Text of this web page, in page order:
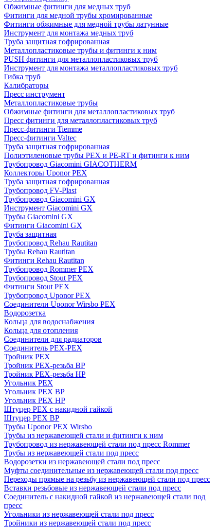
Обжимные фитинги для медных труб
Фитинги для медной трубы хромированные
Фитинги обжимные для медной трубы латунные
Инструмент для монтажа медных труб
Труба защитная гофрированная
Металлопластиковые трубы и фитинги к ним
PUSH фитинги для металлопластиковых труб
Инструмент для монтажа металлопластиковых труб
Гибка труб
Калибраторы
Пресс инструмент
Металлопластиковые трубы
Обжимные фитинги для металлопластиковых труб
Пресс фитинги для металлопластиковых труб
Пресс-фитинги Tiemme
Пресс-фитинги Valtec
Труба защитная гофрированная
Полиэтиленовые трубы PEX и PE-RT и фитинги к ним
Трубопровод Giacomini GIACOTHERM
Коллекторы Uponor PEX
Труба защитная гофрированная
Трубопровод FV-Plast
Трубопровод Giacomini GX
Инструмент Giacomini GX
Трубы Giacomini GX
Фитинги Giacomini GX
Труба защитная
Трубопровод Rehau Rautitan
Трубы Rehau Rautitan
Фитинги Rehau Rautitan
Трубопровод Rommer PEX
Трубопровод Stout PEX
Фитинги Stout PEX
Трубопровод Uponor PEX
Соединители Uponor Wirsbo PEX
Водорозетка
Кольца для водоснабжения
Кольца для отопления
Соединители для радиаторов
Соединитель PEX-PEX
Тройник PEX
Тройник PEX-резьба ВР
Тройник PEX-резьба НР
Угольник PEX
Угольник PEX ВР
Угольник PEX НР
Штуцер PEX c накидной гайкой
Штуцер PEX ВР
Трубы Uponor PEX Wirsbo
Трубы из нержавеющей стали и фитинги к ним
Трубопровод из нержавеющей стали под пресс Rommer
Трубы из нержавеющей стали под пресс
Водорозетки из нержавеющей стали под пресс
Муфты соединительные из нержавеющей стали под пресс
Переходы прямые на резьбу из нержавеющей стали под пресс
Вставки резьбовые из нержавеющей стали под пресс
Соединитель с накидной гайкой из нержавеющей стали под
пресс
Угольники из нержавеющей стали под пресс
Тройники из нержавеющей стали под пресс